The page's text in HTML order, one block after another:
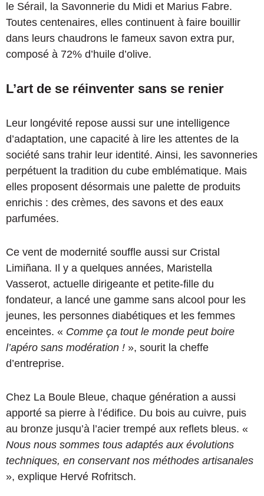
le Sérail, la Savonnerie du Midi et Marius Fabre.
Toutes centenaires, elles continuent à faire bouillir
dans leurs chaudrons le fameux savon extra pur,
composé à 72% d’huile d’olive.
L’art de se réinventer sans se renier
Leur longévité repose aussi sur une intelligence
d’adaptation, une capacité à lire les attentes de la
société sans trahir leur identité. Ainsi, les savonneries
perpétuent la tradition du cube emblématique. Mais
elles proposent désormais une palette de produits
enrichis : des crèmes, des savons et des eaux
parfumées.
Ce vent de modernité souffle aussi sur Cristal
Limiñana. Il y a quelques années, Maristella
Vasserot, actuelle dirigeante et petite-fille du
fondateur, a lancé une gamme sans alcool pour les
jeunes, les personnes diabétiques et les femmes
enceintes. « Comme ça tout le monde peut boire
l’apéro sans modération ! », sourit la cheffe
d’entreprise.
Chez La Boule Bleue, chaque génération a aussi
apporté sa pierre à l’édifice. Du bois au cuivre, puis
au bronze jusqu’à l’acier trempé aux reflets bleus. «
Nous nous sommes tous adaptés aux évolutions
techniques, en conservant nos méthodes artisanales
», explique Hervé Rofritsch.